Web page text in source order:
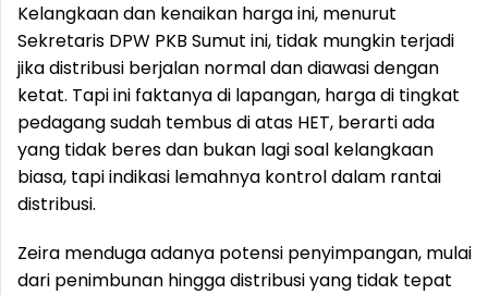
Kelangkaan dan kenaikan harga ini, menurut
Sekretaris DPW PKB Sumut ini, tidak mungkin terjadi
jika distribusi berjalan normal dan diawasi dengan
ketat. Tapi ini faktanya di lapangan, harga di tingkat
pedagang sudah tembus di atas HET, berarti ada
yang tidak beres dan bukan lagi soal kelangkaan
biasa, tapi indikasi lemahnya kontrol dalam rantai
distribusi.
Zeira menduga adanya potensi penyimpangan, mulai
dari penimbunan hingga distribusi yang tidak tepat